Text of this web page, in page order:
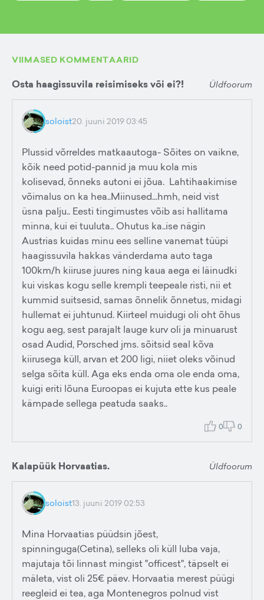
VIIMASED KOMMENTAARID
Osta haagissuvila reisimiseks või ei?! Üldfoorum
soloist20. juuni 2019 03:45
Plussid võrreldes matkaautoga- Sõites on vaikne,
kõik need potid-pannid ja muu kola mis
kolisevad, õnneks autoni ei jõua. Lahtihaakimise
võimalus on ka hea..Miinused...hmh, neid vist
üsna palju.. Eesti tingimustes võib asi hallitama
minna, kui ei tuuluta.. Ohutus ka..ise nägin
Austrias kuidas minu ees selline vanemat tüüpi
haagissuvila hakkas vänderdama auto taga
100km/h kiiruse juures ning kaua aega ei läinudki
kui viskas kogu selle krempli teepeale risti, nii et
kummid suitsesid, samas õnnelik õnnetus, midagi
hullemat ei juhtunud. Kiirteel muidugi oli oht õhus
kogu aeg, sest parajalt lauge kurv oli ja minuarust
osad Audid, Porsched jms. sõitsid seal kõva
kiirusega küll, arvan et 200 ligi, niiet oleks võinud
selga sõita küll. Aga eks enda oma ole enda oma,
kuigi eriti lõuna Euroopas ei kujuta ette kus peale
kämpade sellega peatuda saaks..
0 0
Kalapüük Horvaatias. Üldfoorum
soloist13. juuni 2019 02:53
Mina Horvaatias püüdsin jõest,
spinninguga(Cetina), selleks oli küll luba vaja,
majutaja tõi linnast mingist "officest", täpselt ei
mäleta, vist oli 25€ päev. Horvaatia merest püügi
reegleid ei tea, aga Montenegros polnud vist